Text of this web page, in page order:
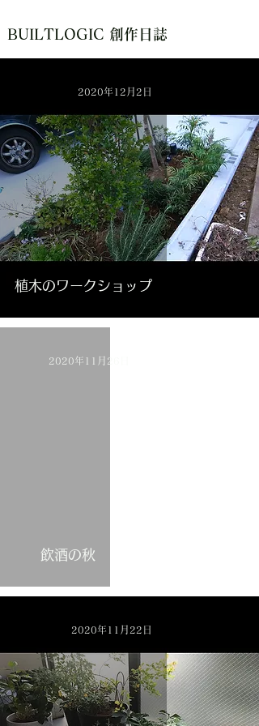
BUILTLOGIC 創作日誌
植木のワークショップ
2020年12月2日
飲酒の秋
2020年11月26日
2020年11月22日